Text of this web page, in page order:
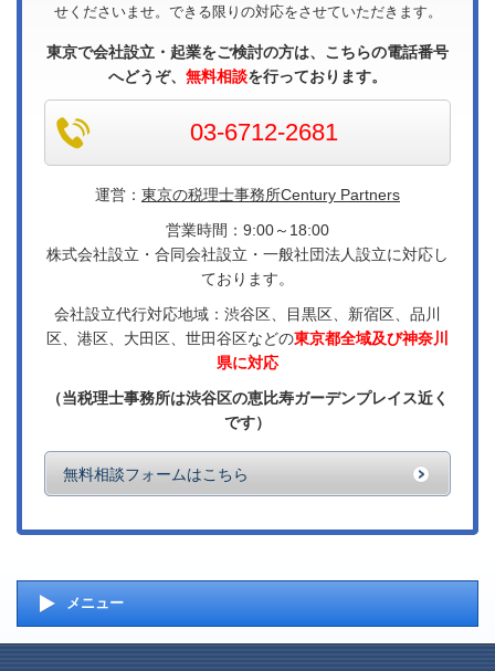
せくださいませ。できる限りの対応をさせていただきます。
東京で会社設立・起業をご検討の方は、こちらの電話番号
へどうぞ、 無料相談を行っております。
03-6712-2681
運営： 東京の税理士事務所Century Partners
営業時間：9:00～18:00
株式会社設立・合同会社設立・一般社団法人設立に対応し
ております。
会社設立代行対応地域：渋谷区、目黒区、新宿区、品川
区、港区、大田区、世田谷区などの東京都全域及び神奈川
県に対応
（当税理士事務所は渋谷区の恵比寿ガーデンプレイス近く
です）
無料相談フォームはこちら
メニュー